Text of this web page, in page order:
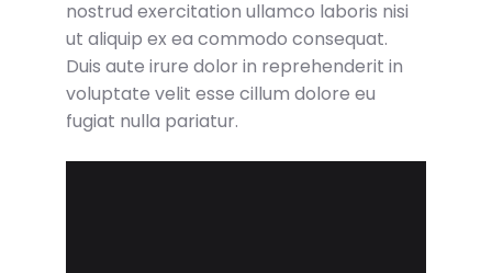
nostrud exercitation ullamco laboris nisi
ut aliquip ex ea commodo consequat.
Duis aute irure dolor in reprehenderit in
voluptate velit esse cillum dolore eu
fugiat nulla pariatur.